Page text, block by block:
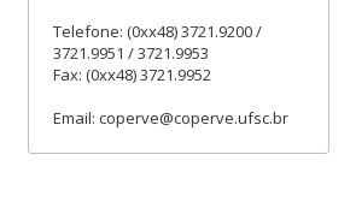
Telefone: (0xx48) 3721.9200 /
3721.9951 / 3721.9953
Fax: (0xx48) 3721.9952
Email: coperve@coperve.ufsc.br